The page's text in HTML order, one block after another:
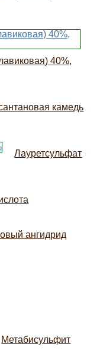
40%,
камедь
Лауретсульфат
ангидрид
Метабисульфит